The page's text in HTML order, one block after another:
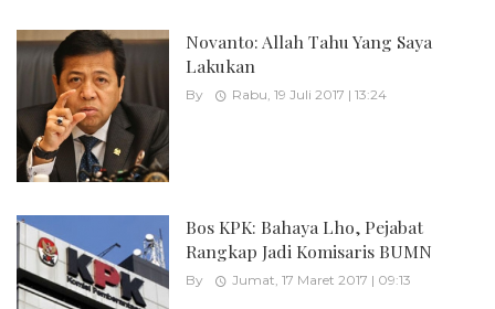
Novanto: Allah Tahu Yang Saya
Lakukan
By Rabu, 19 Juli 2017 | 13:24
Bos KPK: Bahaya Lho, Pejabat
Rangkap Jadi Komisaris BUMN
By Jumat, 17 Maret 2017 | 09:13